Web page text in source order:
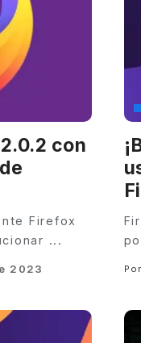
con
Firefox
...
2023